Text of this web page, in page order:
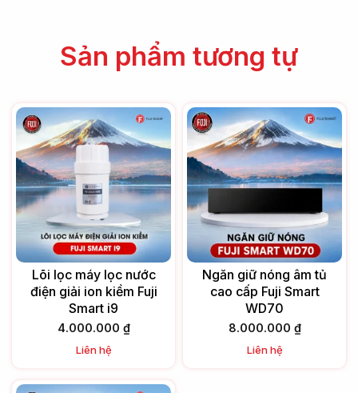
Sản phẩm tương tự
Lõi lọc máy lọc nước
điện giải ion kiềm Fuji
Smart i9
4.000.000 ₫
Liên hệ
Ngăn giữ nóng âm tủ
cao cấp Fuji Smart
WD70
8.000.000 ₫
Liên hệ